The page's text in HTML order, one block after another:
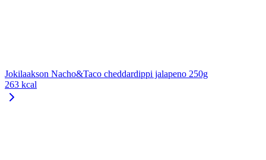
Jokilaakson Nacho&Taco cheddardippi jalapeno 250g
263 kcal